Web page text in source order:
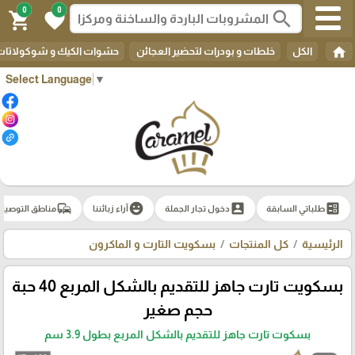
Select Language ▼
search
0
favorite
0
shopping_cart
home الكل خلطات و بودرات لتحضير العجائن حشوات الكيك و
ballotطلباتي السابقة account_box دخول تجار الجملة emoji_emotionsآراء زبائننا commuteمناطق
الرئيسية كل المنتجات بسكويت التارت و الماكرون
بسكويت تارت جاهز للتقديم بالشكل المربع 40 حبة
حجم صغير
بسكوت تارت جاهز للتقديم بالشكل المربع بطول 3.9 سم